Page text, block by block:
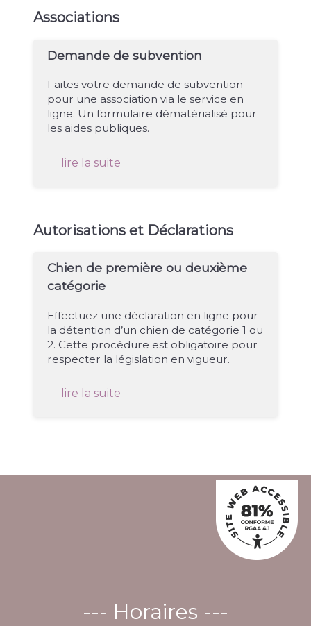
Associations
Demande de subvention
Faites votre demande de subvention
pour une association via le service en
ligne. Un formulaire dématérialisé pour
les aides publiques.
lire la suite
Autorisations et Déclarations
Chien de première ou deuxième
catégorie
Effectuez une déclaration en ligne pour
la détention d’un chien de catégorie 1 ou
2. Cette procédure est obligatoire pour
respecter la législation en vigueur.
lire la suite
--- Horaires ---